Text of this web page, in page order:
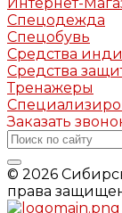
Интернет-
Спецодежда
Спецобувь
Средства
Средства
Тренажеры
Заказать
© 2026
права